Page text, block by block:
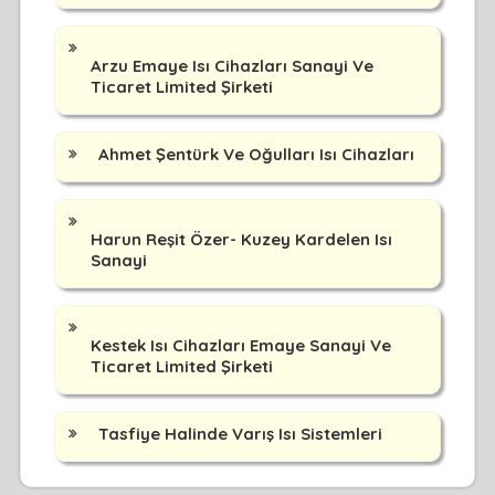
Arzu Emaye Isı Cihazları Sanayi Ve
Ticaret Limited Şirketi
Ahmet Şentürk Ve Oğulları Isı Cihazları
Harun Reşit Özer- Kuzey Kardelen Isı
Sanayi
Kestek Isı Cihazları Emaye Sanayi Ve
Ticaret Limited Şirketi
Tasfiye Halinde Varış Isı Sistemleri